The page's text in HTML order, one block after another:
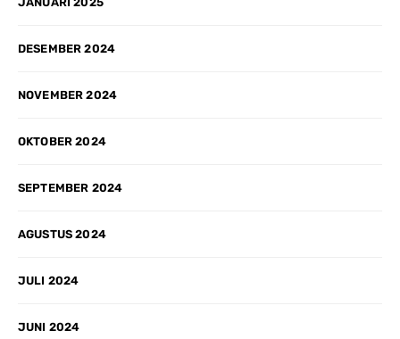
DESEMBER 2024
NOVEMBER 2024
OKTOBER 2024
SEPTEMBER 2024
AGUSTUS 2024
JULI 2024
JUNI 2024